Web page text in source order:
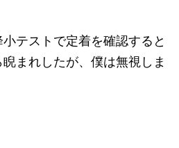
テストで定着を確認すると
まれしたが、僕は無視しま